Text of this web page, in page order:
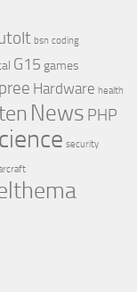
bsn coding
G15 games
Hardware health
News PHP
security